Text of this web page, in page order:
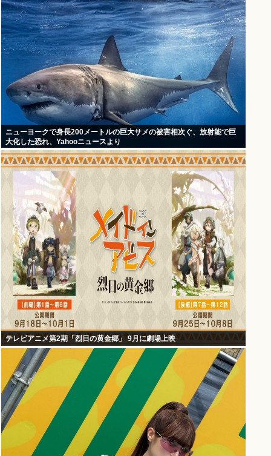
ニューヨークで身長200メートルの巨大サメの被害相次ぐ、放射能で巨
大化した恐れ、Yahooニュースより
テレビアニメ第2期「烈日の黄金郷」 9月に劇場上映